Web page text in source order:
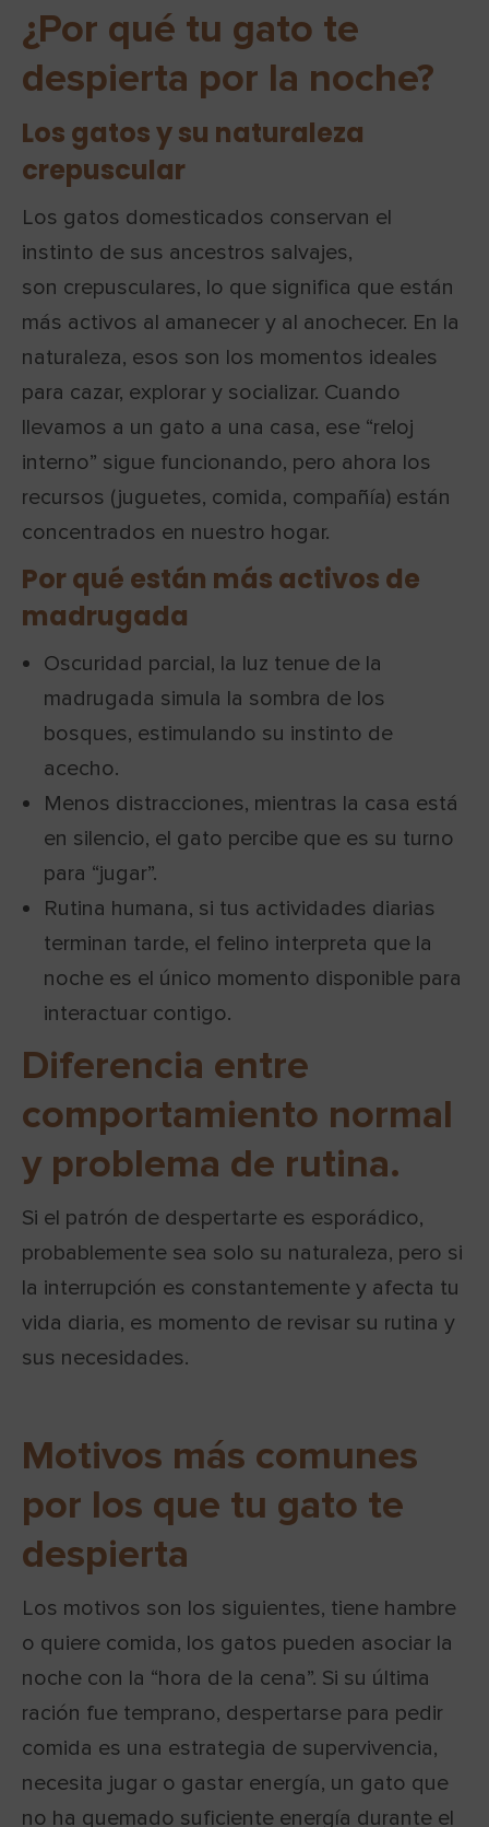
¿Por qué tu gato te
despierta por la noche?
Los gatos y su naturaleza
crepuscular
Los gatos domesticados conservan el
instinto de sus ancestros salvajes,
son crepusculares, lo que significa que están
más activos al amanecer y al anochecer. En la
naturaleza, esos son los momentos ideales
para cazar, explorar y socializar. Cuando
llevamos a un gato a una casa, ese “reloj
interno” sigue funcionando, pero ahora los
recursos (juguetes, comida, compañía) están
concentrados en nuestro hogar.
Por qué están más activos de
madrugada
Oscuridad parcial, la luz tenue de la
madrugada simula la sombra de los
bosques, estimulando su instinto de
acecho.
Menos distracciones, mientras la casa está
en silencio, el gato percibe que es su turno
para “jugar”.
Rutina humana, si tus actividades diarias
terminan tarde, el felino interpreta que la
noche es el único momento disponible para
interactuar contigo.
Diferencia entre
comportamiento normal
y problema de rutina.
Si el patrón de despertarte es esporádico,
probablemente sea solo su naturaleza, pero si
la interrupción es constantemente y afecta tu
vida diaria, es momento de revisar su rutina y
sus necesidades.
Motivos más comunes
por los que tu gato te
despierta
Los motivos son los siguientes, tiene hambre
o quiere comida, los gatos pueden asociar la
noche con la “hora de la cena”. Si su última
ración fue temprano, despertarse para pedir
comida es una estrategia de supervivencia,
necesita jugar o gastar energía, un gato que
no ha quemado suficiente energía durante el